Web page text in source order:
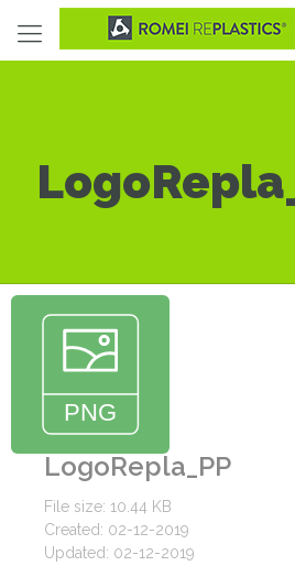
LogoRepla_PP
File size: 10.44 KB
Created: 02-12-2019
Updated: 02-12-2019